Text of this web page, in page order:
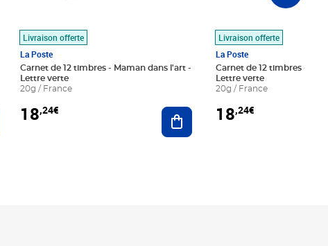
au panier
Livraison offerte
La Poste
Carnet de 12 timbres - Maman dans l'art -
Lettre verte
20g / France
18,24€ Ajouter au panier
Livraison offerte
La Poste
Carnet de 12 timbres - Le
Lettre verte
20g / France
18,24€